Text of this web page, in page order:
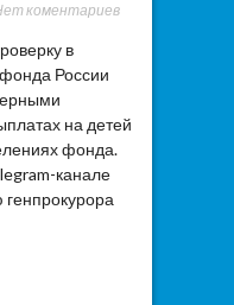
коментариев
в
России
на детей
фонда.
канале